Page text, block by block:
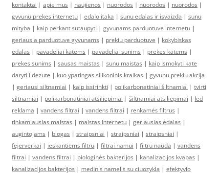
kontaktai | apie mus | naujienos | nuorodos | nuorodos | nuorodos |
gyvunu prekes internetu | edalo itaka | sunu edalas ir isvaizda | sunu
mityba | kaip perkant sutaupyti | gyvunams parduotuve internetu |
geriausia parduotuve gyvunams | prekiu parduotuve | kokybiskas
edalas | pavadeliai katems | pavadeliai sunims | prekes katems |
prekes sunims | sausas maistas | sunu maistas | kaip ismokyti kate
daryti i dezute | kuo ypatingas silikoninis kraikas | gyvunu prekiu akcija
| geriausi siltnamiai | kaip issirinkti | polikarbonatiniai šiltnamiai | tvirti
siltnamiai | polikarbonatiniai atsiliepimai | šiltnamiai atsiliepimai | led
reklama | vandens filtrai | vandens filtrai | renkamės filtrus |
tinkamiausias maistas | maistas internetu | geriausias ėdalas |
augintojams | blogas | straipsniai | straipsniai | straipsniai |
fejerverkai | ieskantiems filtru | filtrai namui | filtru nauda | vandens
filtrai | vandens filtrai | biologinės bakterijos | kanalizacijos kvapas |
kanalizacijos bakterijos | medinis namelis su ciuozykla | efektyvio